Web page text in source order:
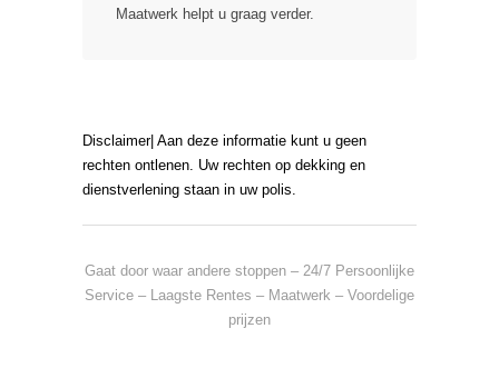
Maatwerk helpt u graag verder.
Disclaimer| Aan deze informatie kunt u geen
rechten ontlenen. Uw rechten op dekking en
dienstverlening staan in uw polis.
Gaat door waar andere stoppen – 24/7 Persoonlijke
Service – Laagste Rentes – Maatwerk – Voordelige
prijzen